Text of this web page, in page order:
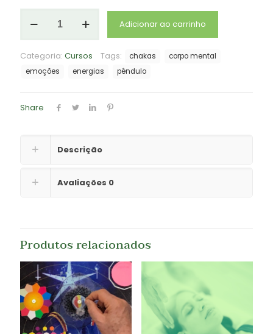
Adicionar ao carrinho
Categoria: Cursos Tags: chakas
corpo mental
emoções
energias pêndulo
Share
Descrição
Avaliações 0
Produtos relacionados